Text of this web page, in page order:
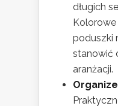
długich
poduszki
stanowić
aranżacji.